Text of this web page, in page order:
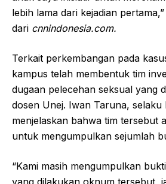
lebih lama dari kejadian
dari cnnindonesia.com.
Terkait perkembangan pada
kampus telah membentuk tim
dugaan pelecehan seksual yang
dosen Unej. Iwan Taruna, selaku
menjelaskan bahwa tim tersebut
untuk mengumpulkan sejumlah
“Kami masih mengumpulkan